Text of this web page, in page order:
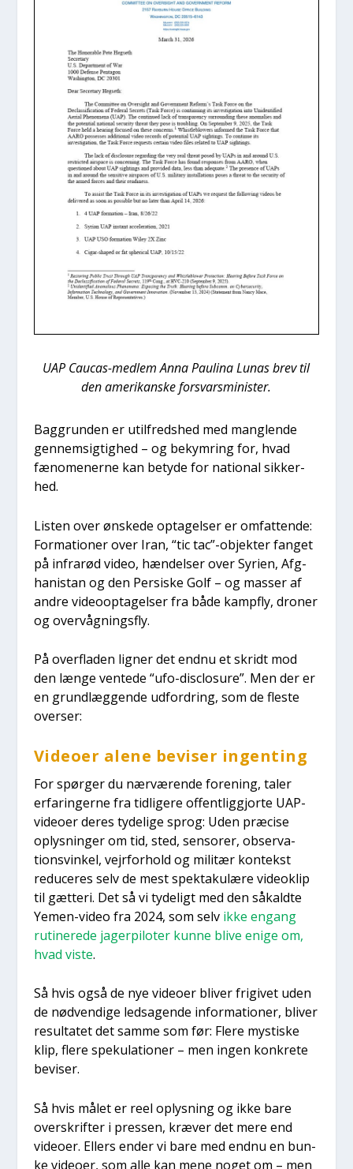
UAP Caucas-med­lem Anna Pauli­na Lunas brev til
den ame­ri­kan­ske for­svars­mi­ni­ster.
Bag­grun­den er util­freds­hed med mang­len­de
gen­nem­sig­tig­hed – og bekym­ring for, hvad
fæno­me­ner­ne kan bety­de for natio­nal sik­ker­
hed.
Listen over ønske­de opta­gel­ser er omfat­ten­de:
For­ma­tio­ner over Iran, “tic tac”-objekter fan­get
på infrarød video, hæn­del­ser over Syri­en, Afg­
ha­ni­stan og den Per­si­ske Golf – og mas­ser af
andre video­op­ta­gel­ser fra både kamp­fly, dro­ner
og over­våg­nings­fly.
På over­fla­den lig­ner det end­nu et skridt mod
den læn­ge ven­te­de “ufo-disclo­su­re”. Men der er
en grund­læg­gen­de udfor­dring, som de fle­ste
over­ser:
Video­er ale­ne bevi­ser ingen­ting
For spør­ger du nær­væ­ren­de for­e­ning, taler
erfa­rin­ger­ne fra tid­li­ge­re offent­lig­gjor­te UAP-
video­er deres tyde­li­ge sprog: Uden præ­ci­se
oplys­nin­ger om tid, sted, sen­so­rer, obser­va­
tions­vin­kel, vej­r­for­hold og mili­tær kon­tekst
redu­ce­res selv de mest spek­taku­læ­re videoklip
til gæt­te­ri. Det så vi tyde­ligt med den såkald­te
Yemen-video fra 2024, som selv ikke engang
ruti­ne­re­de jager­pi­lo­ter kun­ne bli­ve eni­ge om,
hvad viste.
Så hvis også de nye video­er bli­ver fri­gi­vet uden
de nød­ven­di­ge ledsa­gen­de infor­ma­tio­ner, bli­ver
resul­ta­tet det sam­me som før: Fle­re mysti­ske
klip, fle­re spe­ku­la­tio­ner – men ingen kon­kre­te
bevi­ser.
Så hvis målet er reel oplys­ning og ikke bare
over­skrif­ter i pres­sen, kræ­ver det mere end
video­er. Ellers ender vi bare med end­nu en bun­
ke video­er, som alle kan mene noget om – men